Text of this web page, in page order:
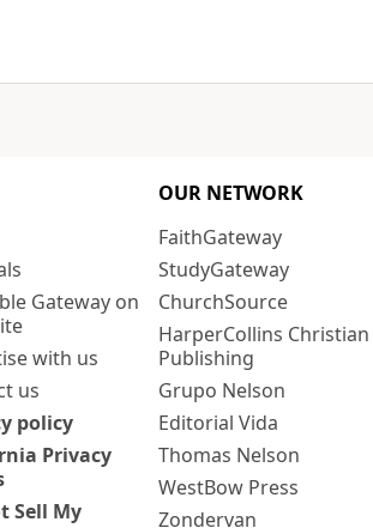
Gateway on
with us
us
policy
Privacy
Sell My
OUR NETWORK
FaithGateway
StudyGateway
ChurchSource
HarperCollins Christian
Publishing
Grupo Nelson
Editorial Vida
Thomas Nelson
WestBow Press
Zondervan